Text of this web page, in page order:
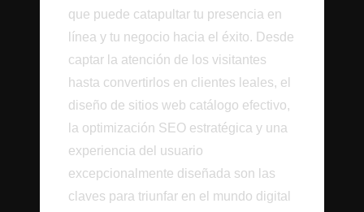
que puede catapultar tu presencia en
línea y tu negocio hacia el éxito. Desde
captar la atención de los visitantes
hasta convertirlos en clientes leales, el
diseño de sitios web catálogo efectivo,
la optimización SEO estratégica y una
experiencia del usuario
excepcionalmente diseñada son las
claves para triunfar en el mundo digital